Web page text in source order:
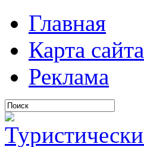
Главная
Карта сайта
Реклама